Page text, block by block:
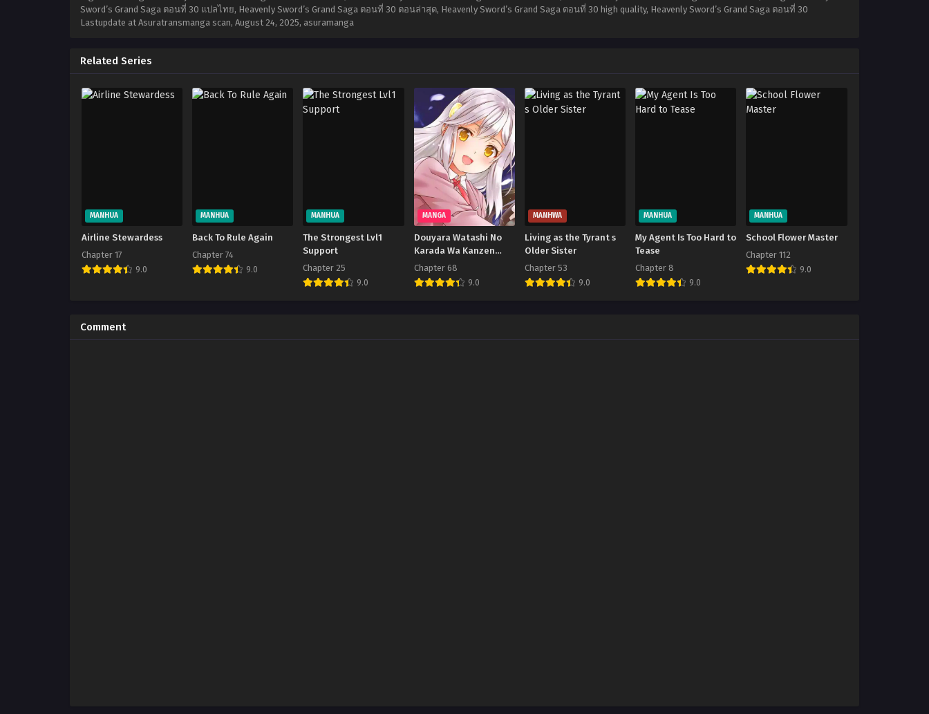
Sword’s Grand Saga ตอนที่ 30 แปลไทย, Heavenly Sword’s Grand Saga ตอนที่ 30 ตอนล่าสุด, Heavenly Sword’s Grand Saga ตอนที่ 30 high quality, Heavenly Sword’s Grand Saga ตอนที่ 30
Lastupdate at Asuratransmanga scan, August 24, 2025, asuramanga
Related Series
MANHUA
Airline Stewardess
Chapter 17
9.0
MANHUA
Back To Rule Again
Chapter 74
9.0
MANHUA
The Strongest Lvl1
Support
Chapter 25
9.0
MANGA
Douyara Watashi No
Karada Wa Kanzen
Muteki No You Desu Ne
Chapter 68
9.0
MANHWA
Living as the Tyrant s
Older Sister
Chapter 53
9.0
MANHUA
My Agent Is Too Hard to
Tease
Chapter 8
9.0
MANHUA
School Flower Master
Chapter 112
9.0
Comment